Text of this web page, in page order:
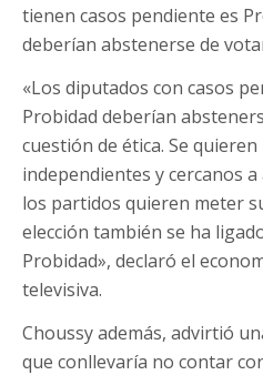
tienen casos pendiente es
deberían abstenerse de
«Los diputados con casos
Probidad deberían
cuestión de ética. Se
independientes y cercanos
los partidos quieren meter
elección también se ha
Probidad», declaró el
televisiva.
Choussy además, advirtió
que conllevaría no contar